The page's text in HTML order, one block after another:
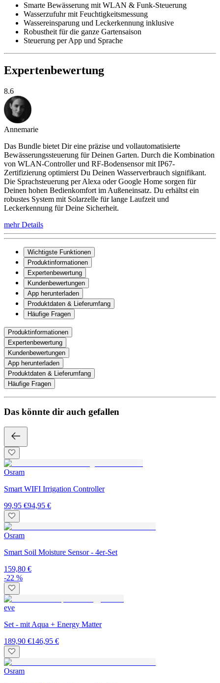
Smarte Bewässerung mit WLAN & Funk-Steuerung
Wasserzufuhr mit Feuchtigkeitsmessung
Wassereinsparung und Leckerkennung inklusive
Robustheit für die ganze Gartensaison
Steuerung per App und Sprache
Expertenbewertung
8.6
Annemarie
Das Bundle bietet Dir eine präzise und vollautomatisierte
Bewässerungssteuerung für Deinen Garten. Durch die Kombination
von WLAN-Controller und RF-Bodensensor mit IP67-
Zertifizierung optimierst Du Deinen Wasserverbrauch signifikant.
Die Sprachsteuerung per Alexa oder Google Home sorgen für
Deinen hohen Bedienkomfort im Außeneinsatz. Du erhältst ein
robustes System mit Solarzelle für lange Laufzeit und
Leckerkennung für Deine Sicherheit.
mehr Details
Wichtigste Funktionen
Produktinformationen
Expertenbewertung
Kundenbewertungen
App herunterladen
Produktdaten & Lieferumfang
Häufige Fragen
Produktinformationen
Expertenbewertung
Kundenbewertungen
App herunterladen
Produktdaten & Lieferumfang
Häufige Fragen
Das könnte dir auch gefallen
Osram
Smart WIFI Irrigation Controller
99,95 €94,95 €
Osram
Smart Soil Moisture Sensor - 4er-Set
159,80 €
-22 %
eve
Set - mit Aqua + Energy Matter
189,90 €146,95 €
Osram